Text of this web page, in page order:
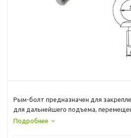
Рым-болт предназначен для
для дальнейшего подъема,
приспособлениями.
Подробнее